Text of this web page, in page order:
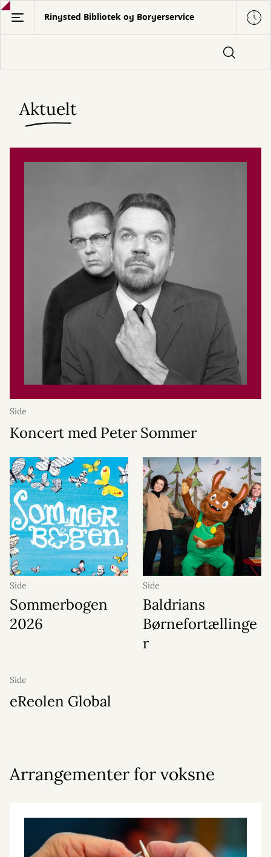
Gå
hovedindhold
Ringsted Bibliotek og Borgerservice
Forside
Aktuelt
Side
Koncert med Peter Sommer
Side
Sommerbogen
2026
Side
Baldrians
Børnefortællinge
r
Side
eReolen Global
Arrangementer for voksne